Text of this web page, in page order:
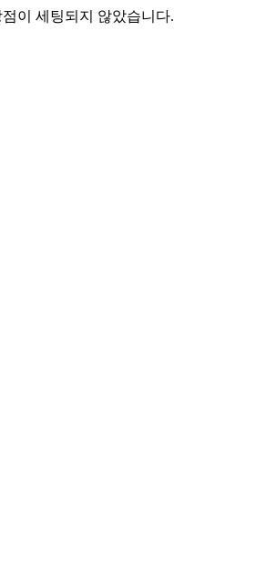
점이 세팅되지 않았습니다.